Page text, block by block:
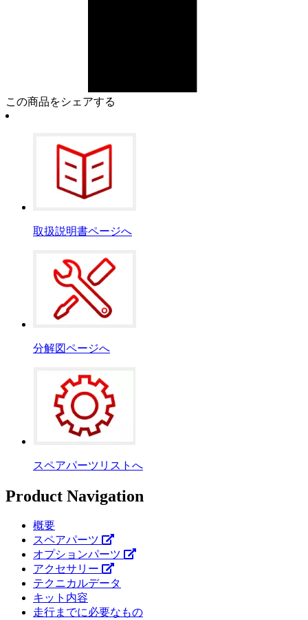
この商品をシェアする
取扱説明書ページへ
分解図ページへ
スペアパーツリストへ
Product Navigation
概要
スペアパーツ
オプションパーツ
アクセサリー
テクニカルデータ
キット内容
走行までに必要なもの